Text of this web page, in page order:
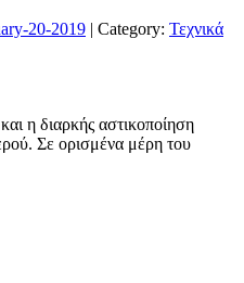
20-2019 | Category: Τεχνικά
η διαρκής αστικοποίηση
Σε ορισμένα μέρη του